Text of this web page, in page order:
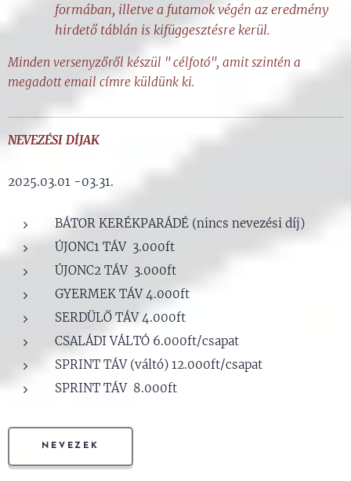
formában, illetve a futamok végén az eredmény
hirdető táblán is kifüggesztésre kerül.
Minden versenyzőről készül " célfotó", amit szintén a
megadott email címre küldünk ki.
NEVEZÉSI DÍJAK
2025.03.01 -03.31.
BÁTOR KERÉKPARÁDÉ (nincs nevezési díj)
ÚJONC1 TÁV 3.000ft
ÚJONC2 TÁV 3.000ft
GYERMEK TÁV 4.000ft
SERDÜLŐ TÁV 4.000ft
CSALÁDI VÁLTÓ 6.000ft/csapat
SPRINT TÁV (váltó) 12.000ft/csapat
SPRINT TÁV 8.000ft
NEVEZEK